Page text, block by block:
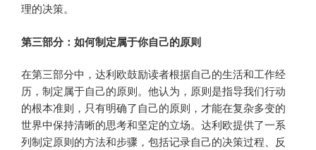
理的决策。
第三部分：如何制定属于你自己的原则
在第三部分中，达利欧鼓励读者根据自己的生活和工作经
历，制定属于自己的原则。他认为，原则是指导我们行动
的根本准则，只有明确了自己的原则，才能在复杂多变的
世界中保持清晰的思考和坚定的立场。达利欧提供了一系
列制定原则的方法和步骤，包括记录自己的决策过程、反